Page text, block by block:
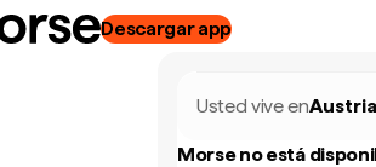
Descargar app
Usted vive enAustria
Morse no está